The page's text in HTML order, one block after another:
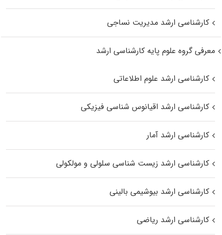
کارشناسی ارشد مدیریت نساجی
معرفی گروه علوم پایه کارشناسی ارشد
کارشناسی ارشد علوم اطلاعاتی
کارشناسی ارشد اقیانوس‌ شناسی فیزیکی
کارشناسی ارشد آمار
کارشناسی ارشد زیست شناسی سلولی و مولکولی
کارشناسی ارشد بیوشیمی بالینی
کارشناسی ارشد ریاضی